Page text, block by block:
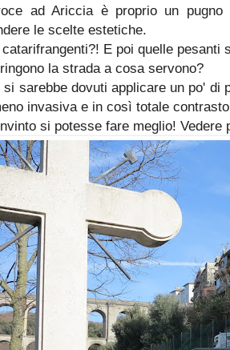
ad Ariccia è proprio un
le scelte estetiche.
E poi quelle pesanti
la strada a cosa servono?
si sarebbe dovuti applicare un po' di
invasiva e in così totale
si potesse fare meglio!